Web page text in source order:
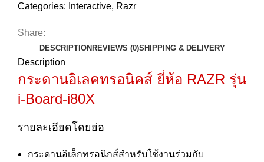
Categories: Interactive, Razr
Share:
DESCRIPTION REVIEWS (0)SHIPPING & DELIVERY
Description
กระดานอิเลคทรอนิคส์ ยี่ห้อ RAZR รุ่น
i-Board-i80X
รายละเอียดโดยย่อ
กระดานอิเล็กทรอนิกส์สำหรับใช้งานร่วมกับ